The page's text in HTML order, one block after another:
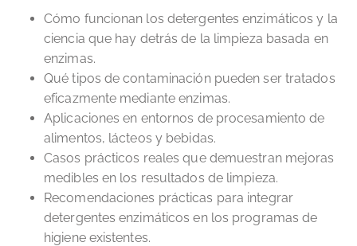
Cómo funcionan los detergentes enzimáticos y la
ciencia que hay detrás de la limpieza basada en
enzimas.
Qué tipos de contaminación pueden ser tratados
eficazmente mediante enzimas.
Aplicaciones en entornos de procesamiento de
alimentos, lácteos y bebidas.
Casos prácticos reales que demuestran mejoras
medibles en los resultados de limpieza.
Recomendaciones prácticas para integrar
detergentes enzimáticos en los programas de
higiene existentes.